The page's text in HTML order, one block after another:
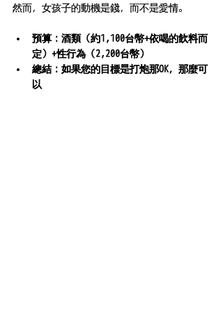
然而，女孩子的動機是錢，而不是愛情。
預算：酒類（約1,100台幣+依喝的飲料而
定）+性行為（2,200台幣）
總結：如果您的目標是打炮那OK，那麼可
以